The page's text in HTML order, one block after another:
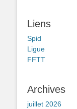
Liens
Spid
Ligue
FFTT
Archives
juillet 2026